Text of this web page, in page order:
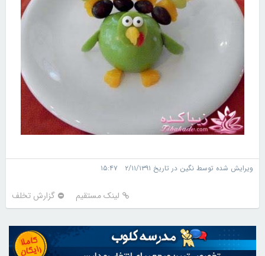
ویرایش شده توسط نگین در تاریخ ۲/۱۱/۱۳۹۱ ۱۵:۴۷
لینک مستقیم گزارش تخلف